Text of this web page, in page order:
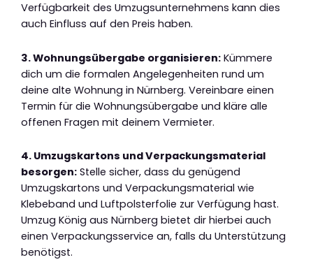
Verfügbarkeit des Umzugsunternehmens kann dies
auch Einfluss auf den Preis haben.
3. Wohnungsübergabe organisieren: Kümmere
dich um die formalen Angelegenheiten rund um
deine alte Wohnung in Nürnberg. Vereinbare einen
Termin für die Wohnungsübergabe und kläre alle
offenen Fragen mit deinem Vermieter.
4. Umzugskartons und Verpackungsmaterial
besorgen: Stelle sicher, dass du genügend
Umzugskartons und Verpackungsmaterial wie
Klebeband und Luftpolsterfolie zur Verfügung hast.
Umzug König aus Nürnberg bietet dir hierbei auch
einen Verpackungsservice an, falls du Unterstützung
benötigst.